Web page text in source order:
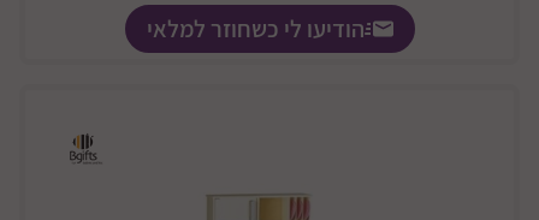
הודיעו לי כשחוזר למלאי